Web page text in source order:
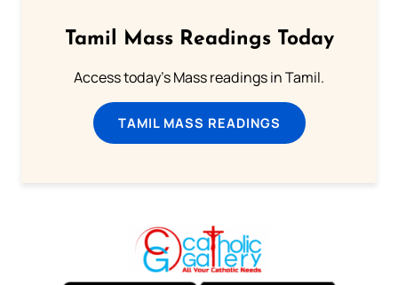
Tamil Mass Readings Today
Access today's Mass readings in Tamil.
TAMIL MASS READINGS